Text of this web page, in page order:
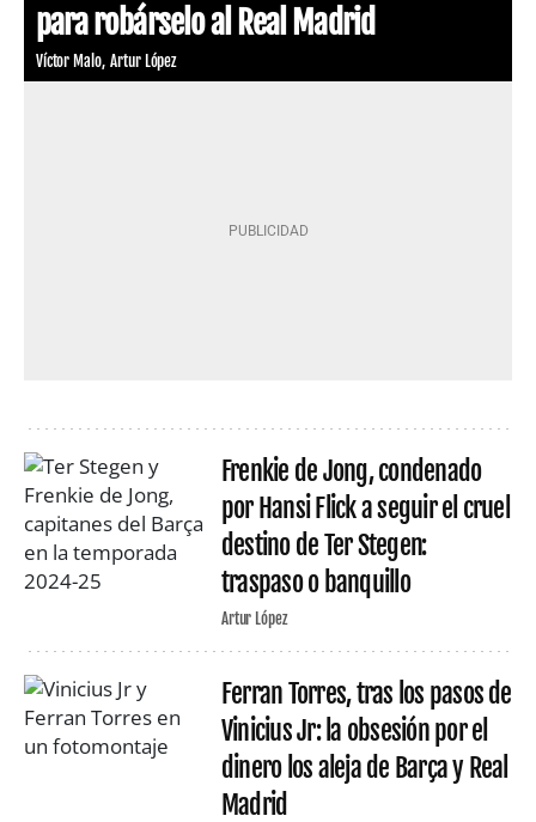
para robárselo al Real Madrid
Víctor Malo Artur López
Frenkie de Jong, condenado
por Hansi Flick a seguir el cruel
destino de Ter Stegen:
traspaso o banquillo
Artur López
Ferran Torres, tras los pasos de
Vinicius Jr: la obsesión por el
dinero los aleja de Barça y Real
Madrid